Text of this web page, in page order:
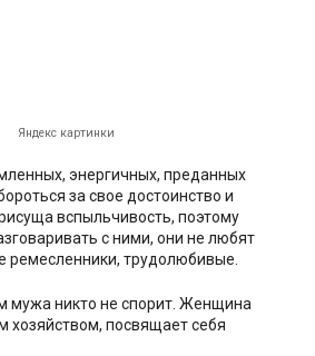
Яндекс картинки
энергичных, преданных
за свое достоинство и
вспыльчивость, поэтому
с ними, они не любят
ремесленники, трудолюбивые.
мужа никто не спорит. Женщина
хозяйством, посвящает себя